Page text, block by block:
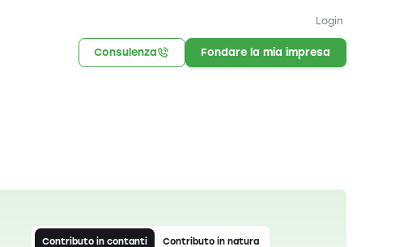
Login
Consulenza Fondare la mia impresa
Contributo in contanti Contributo in natura